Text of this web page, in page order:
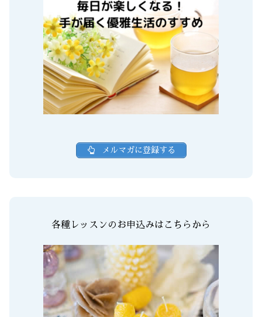
メルマガに登録する
各種レッスンのお申込みはこちらから